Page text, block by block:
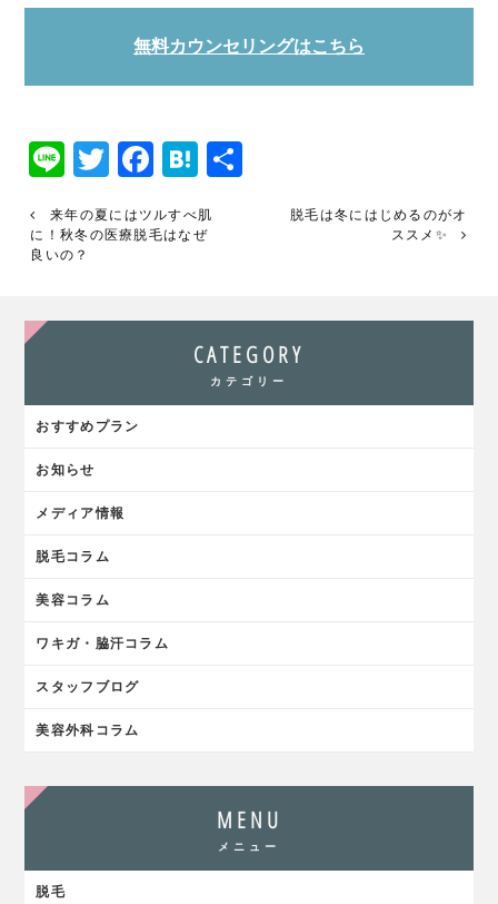
無料カウンセリングはこちら
LineTwitter
Facebook
Hatena
来年の夏にはツルすべ肌
に！秋冬の医療脱毛はなぜ
良いの？
脱毛は冬にはじめるのがオ
ススメ✨
CATEGORY
カテゴリー
おすすめプラン
お知らせ
メディア情報
脱毛コラム
美容コラム
ワキガ・脇汗コラム
スタッフブログ
美容外科コラム
MENU
メニュー
脱毛